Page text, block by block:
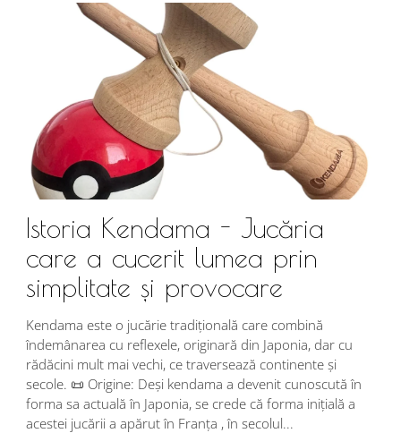
Istoria Kendama - Jucăria
care a cucerit lumea prin
simplitate și provocare
Kendama este o jucărie tradițională care combină
îndemânarea cu reflexele, originară din Japonia, dar cu
rădăcini mult mai vechi, ce traversează continente și
secole. 📜 Origine: Deși kendama a devenit cunoscută în
forma sa actuală în Japonia, se crede că forma inițială a
acestei jucării a apărut în Franța , în secolul...